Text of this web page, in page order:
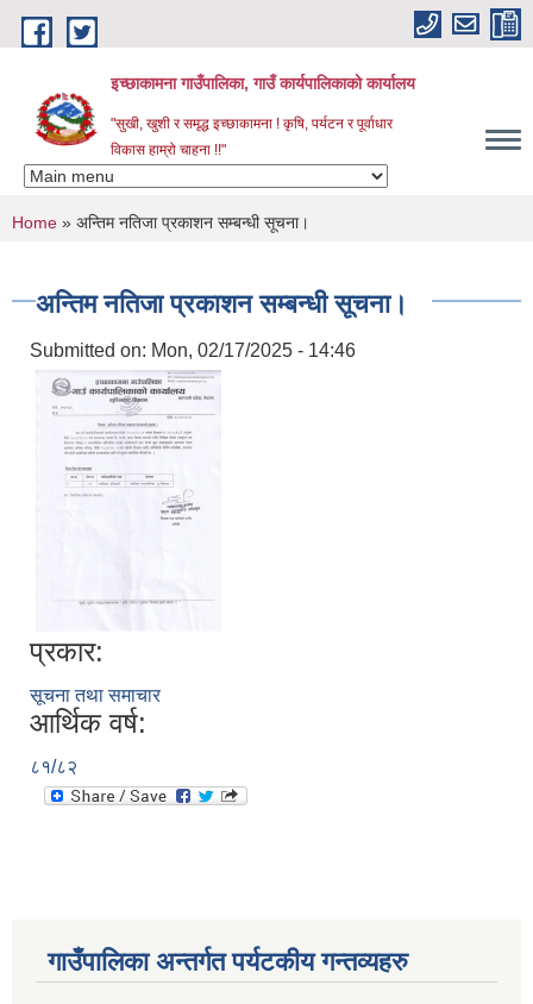
Skip to main content
इच्छाकामना गाउँपालिका, गाउँ कार्यपालिकाको कार्यालय
"सुखी, खुशी र समृद्ध इच्छाकामना ! कृषि, पर्यटन र पूर्वाधार
विकास हाम्रो चाहना !!"
You are here
Home » अन्तिम नतिजा प्रकाशन सम्बन्धी सूचना।
अन्तिम नतिजा प्रकाशन सम्बन्धी सूचना।
Submitted on: Mon, 02/17/2025 - 14:46
प्रकार:
सूचना तथा समाचार
आर्थिक वर्ष:
८१/८२
गाउँपालिका अन्तर्गत पर्यटकीय गन्तव्यहरु